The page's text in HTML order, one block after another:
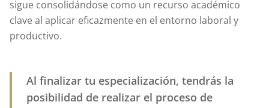
sigue consolidándose como un recurso académico
clave al aplicar eficazmente en el entorno laboral y
productivo.
Al finalizar tu especialización, tendrás la
posibilidad de realizar el proceso de